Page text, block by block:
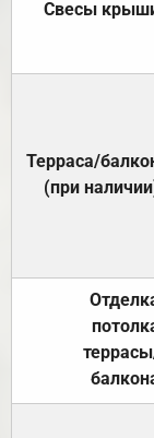
Свесы
Терраса/
(при